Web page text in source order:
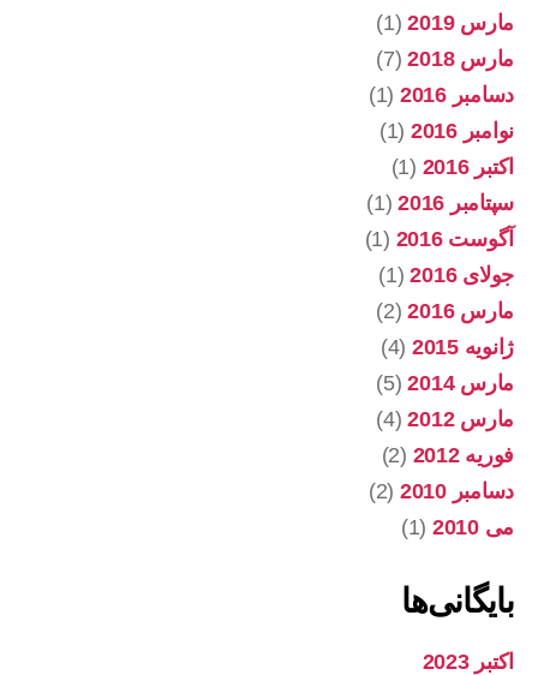
مارس 2019
(1)
مارس 2018
(7)
دسامبر 2016
(1)
نوامبر 2016
(1)
اکتبر 2016
(1)
سپتامبر 2016
(1)
آگوست 2016
(1)
جولای 2016
(1)
مارس 2016
(2)
ژانویه 2015
(4)
مارس 2014
(5)
مارس 2012
(4)
فوریه 2012
(2)
دسامبر 2010
(2)
می 2010
(1)
بایگانی‌ها
اکتبر 2023